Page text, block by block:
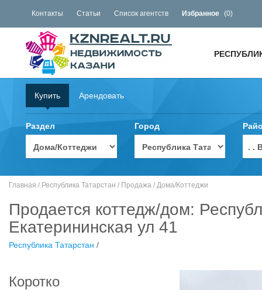
Контакты Статьи Список агентств Избранное (0)
Купить Арендовать
Раздел Город
. .
Главная / Республика Татарстан / Продажа / Дома/Коттеджи
Продается коттедж/дом:
Екатерининская ул 41
Республика Татарстан /
Коротко